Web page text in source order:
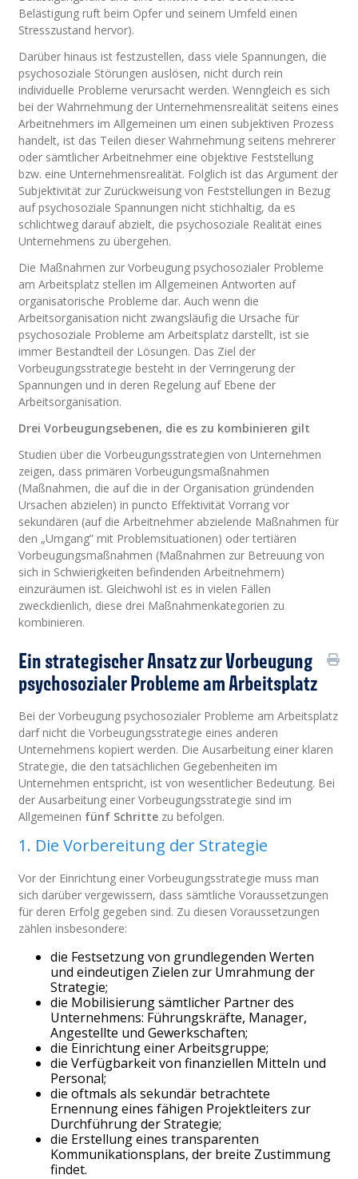
Belästigung ruft beim Opfer und seinem Umfeld einen
Stresszustand hervor).
Darüber hinaus ist festzustellen, dass viele Spannungen, die
psychosoziale Störungen auslösen, nicht durch rein
individuelle Probleme verursacht werden. Wenngleich es sich
bei der Wahrnehmung der Unternehmensrealität seitens eines
Arbeitnehmers im Allgemeinen um einen subjektiven Prozess
handelt, ist das Teilen dieser Wahrnehmung seitens mehrerer
oder sämtlicher Arbeitnehmer eine objektive Feststellung
bzw. eine Unternehmensrealität. Folglich ist das Argument der
Subjektivität zur Zurückweisung von Feststellungen in Bezug
auf psychosoziale Spannungen nicht stichhaltig, da es
schlichtweg darauf abzielt, die psychosoziale Realität eines
Unternehmens zu übergehen.
Die Maßnahmen zur Vorbeugung psychosozialer Probleme
am Arbeitsplatz stellen im Allgemeinen Antworten auf
organisatorische Probleme dar. Auch wenn die
Arbeitsorganisation nicht zwangsläufig die Ursache für
psychosoziale Probleme am Arbeitsplatz darstellt, ist sie
immer Bestandteil der Lösungen. Das Ziel der
Vorbeugungsstrategie besteht in der Verringerung der
Spannungen und in deren Regelung auf Ebene der
Arbeitsorganisation.
Drei Vorbeugungsebenen, die es zu kombinieren gilt
Studien über die Vorbeugungsstrategien von Unternehmen
zeigen, dass primären Vorbeugungsmaßnahmen
(Maßnahmen, die auf die in der Organisation gründenden
Ursachen abzielen) in puncto Effektivität Vorrang vor
sekundären (auf die Arbeitnehmer abzielende Maßnahmen für
den „Umgang” mit Problemsituationen) oder tertiären
Vorbeugungsmaßnahmen (Maßnahmen zur Betreuung von
sich in Schwierigkeiten befindenden Arbeitnehmern)
einzuräumen ist. Gleichwohl ist es in vielen Fällen
zweckdienlich, diese drei Maßnahmenkategorien zu
kombinieren.
Ein strategischer Ansatz zur Vorbeugung
psychosozialer Probleme am Arbeitsplatz
Bei der Vorbeugung psychosozialer Probleme am Arbeitsplatz
darf nicht die Vorbeugungsstrategie eines anderen
Unternehmens kopiert werden. Die Ausarbeitung einer klaren
Strategie, die den tatsächlichen Gegebenheiten im
Unternehmen entspricht, ist von wesentlicher Bedeutung. Bei
der Ausarbeitung einer Vorbeugungsstrategie sind im
Allgemeinen fünf Schritte zu befolgen.
1. Die Vorbereitung der Strategie
Vor der Einrichtung einer Vorbeugungsstrategie muss man
sich darüber vergewissern, dass sämtliche Voraussetzungen
für deren Erfolg gegeben sind. Zu diesen Voraussetzungen
zählen insbesondere:
die Festsetzung von grundlegenden Werten
und eindeutigen Zielen zur Umrahmung der
Strategie;
die Mobilisierung sämtlicher Partner des
Unternehmens: Führungskräfte, Manager,
Angestellte und Gewerkschaften;
die Einrichtung einer Arbeitsgruppe;
die Verfügbarkeit von finanziellen Mitteln und
Personal;
die oftmals als sekundär betrachtete
Ernennung eines fähigen Projektleiters zur
Durchführung der Strategie;
die Erstellung eines transparenten
Kommunikationsplans, der breite Zustimmung
findet.